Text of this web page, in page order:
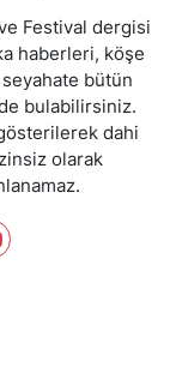
Festival dergisi
haberleri, köşe
bütün
bulabilirsiniz.
dahi
olarak